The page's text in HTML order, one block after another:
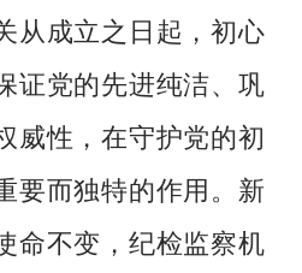
成立之日起，初心
证党的先进纯洁、巩
威性，在守护党的初
要而独特的作用。新
命不变，纪检监察机